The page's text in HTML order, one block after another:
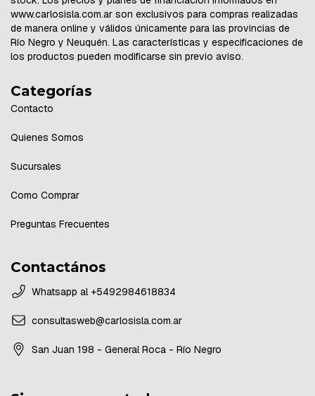
www.carlosisla.com.ar son exclusivos para compras realizadas
de manera online y válidos únicamente para las provincias de
Río Negro y Neuquén. Las características y especificaciones de
los productos pueden modificarse sin previo aviso.
Categorías
Contacto
Quienes Somos
Sucursales
Como Comprar
Preguntas Frecuentes
Contactános
Whatsapp al +5492984618834
consultasweb@carlosisla.com.ar
San Juan 198 - General Roca - Río Negro